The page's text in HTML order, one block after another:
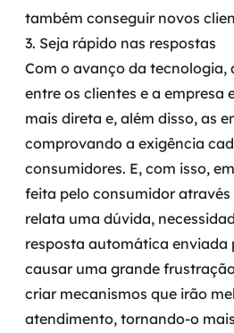
também conseguir novos
3. Seja rápido nas respostas
Com o avanço da tecnologia,
entre os clientes e a empresa
mais direta e, além disso, as
comprovando a exigência
consumidores. E, com isso,
feita pelo consumidor
relata uma dúvida,
resposta automática enviada
causar uma grande
criar mecanismos que irão
atendimento, tornando-o